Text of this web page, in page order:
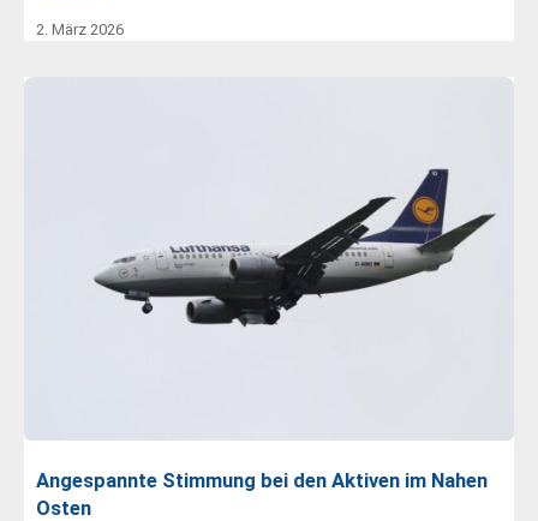
2. März 2026
Angespannte Stimmung bei den Aktiven im Nahen
Osten